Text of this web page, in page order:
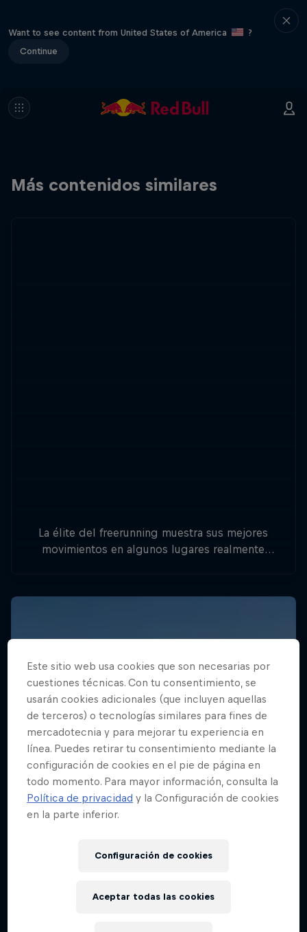
Want to see content from United States of America
?
Continue
Más contenidos similares
La élite del freerunning muestra sus mejores
movimientos en algunos lugares realmente
Este sitio web usa cookies que son necesarias por
cuestiones técnicas. Con tu consentimiento, se
usarán cookies adicionales (que incluyen aquellas
de terceros) o tecnologías similares para fines de
mercadotecnia y para mejorar tu experiencia en
línea. Puedes retirar tu consentimiento mediante la
configuración de cookies en el pie de página en
todo momento. Para mayor información, consulta la
Política de privacidad y la Configuración de cookies
en la parte inferior.
Configuración de cookies
Aceptar todas las cookies